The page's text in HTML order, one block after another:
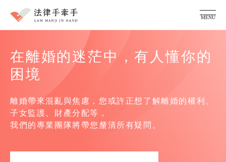
MENU
服務項目
家事糾紛顧問
律師團隊
常見問題
在離婚的迷茫中，有人懂你的
困境
離婚帶來混亂與焦慮，您或許正想了解離婚的權利、
子女監護、財產分配等，
我們的專業團隊將帶您釐清所有疑問。